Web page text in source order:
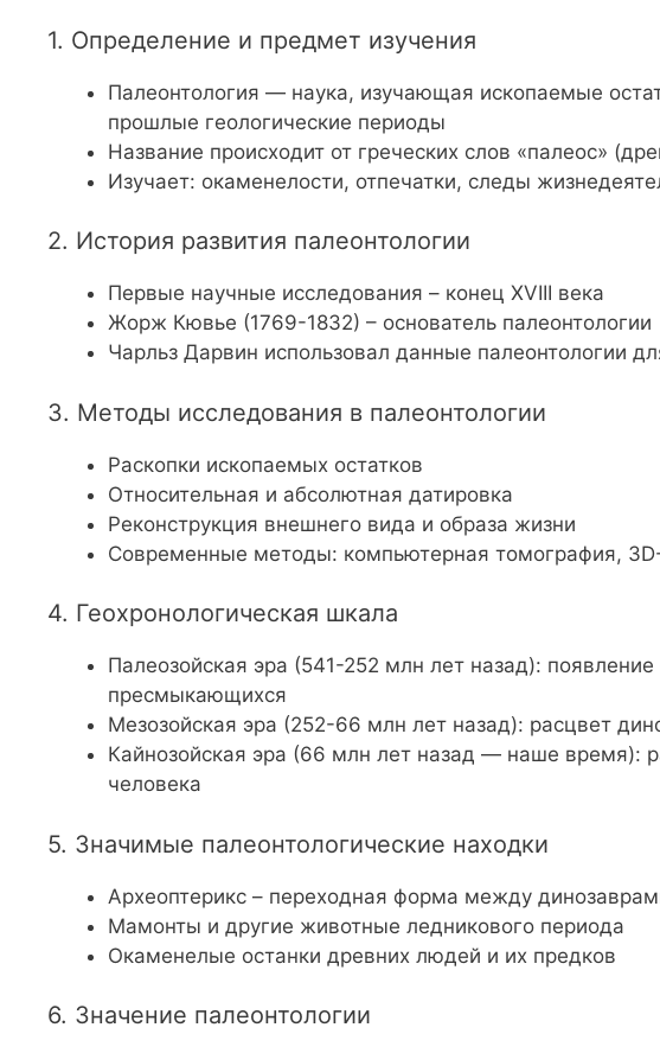
1. Определение и предмет изучения
Палеонтология — наука, изучающая ископаемые
прошлые геологические периоды
Название происходит от греческих слов «палеос»
Изучает: окаменелости, отпечатки, следы
2. История развития палеонтологии
Первые научные исследования – конец XVIII века
Жорж Кювье (1769-1832) – основатель палеонтологии
Чарльз Дарвин использовал данные палеонтологии
3. Методы исследования в палеонтологии
Раскопки ископаемых остатков
Относительная и абсолютная датировка
Реконструкция внешнего вида и образа жизни
Современные методы: компьютерная томография,
4. Геохронологическая шкала
Палеозойская эра (541-252 млн лет назад):
пресмыкающихся
Мезозойская эра (252-66 млн лет назад): расцвет
Кайнозойская эра (66 млн лет назад — наше время):
человека
5. Значимые палеонтологические находки
Археоптерикс – переходная форма между
Мамонты и другие животные ледникового периода
Окаменелые останки древних людей и их предков
6. Значение палеонтологии